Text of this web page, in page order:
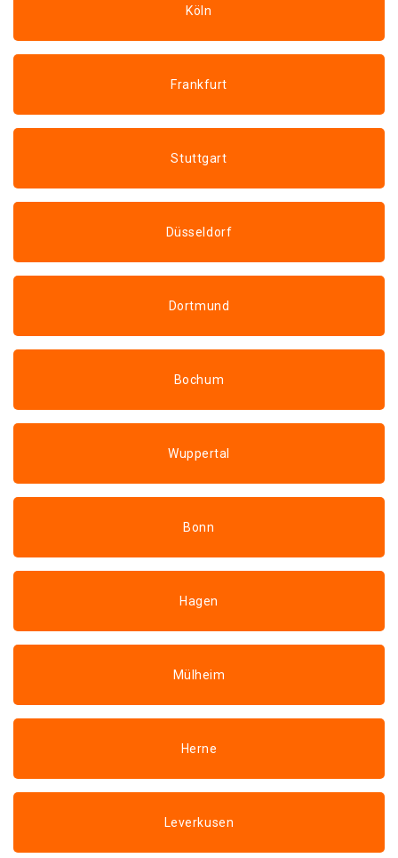
Köln
Frankfurt
Stuttgart
Düsseldorf
Dortmund
Bochum
Wuppertal
Bonn
Hagen
Mülheim
Herne
Leverkusen